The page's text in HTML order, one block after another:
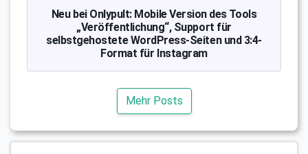
Neu bei Onlypult: Mobile Version des Tools
„Veröffentlichung“, Support für
selbstgehostete WordPress-Seiten und 3:4-
Format für Instagram
Mehr Posts